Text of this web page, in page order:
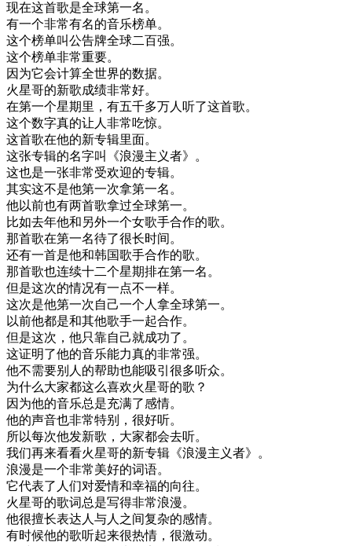
现在这首歌是全球第一名。
有一个非常有名的音乐榜单。
这个榜单叫公告牌全球二百强。
这个榜单非常重要。
因为它会计算全世界的数据。
火星哥的新歌成绩非常好。
在第一个星期里 ， 有五千多万人听了这首歌。
这个数字真的让人非常吃惊。
这首歌在他的新专辑里面。
这张专辑的名字叫 《浪漫主义者》 。
这也是一张非常受欢迎的专辑。
其实这不是他第一次拿第一名。
他以前也有两首歌拿过全球第一。
比如去年他和另外一个女歌手合作的歌。
那首歌在第一名待了很长时间。
还有一首是他和韩国歌手合作的歌。
那首歌也连续十二个星期排在第一名。
但是这次的情况有一点不一样。
这次是他第一次自己一个人拿全球第一。
以前他都是和其他歌手一起合作。
但是这次 ， 他只靠自己就成功了。
这证明了他的音乐能力真的非常强。
他不需要别人的帮助也能吸引 很多听众。
为什么大家都这么喜欢火星哥的歌 ？
因为他的音乐总是充满了感情。
他的声音也非常特别 ， 很好听。
所以每次他发新歌 ， 大家都会去听。
我们再来看看火星哥的新专辑 《浪漫主义者》 。
浪漫是一个非常美好的词语。
它代表了 人们对爱情和幸福的向往。
火星哥的歌词总是写得非常浪漫。
他很擅长表达人与人之间复杂的感情。
有时候他的歌听起来很热情 ， 很激动。